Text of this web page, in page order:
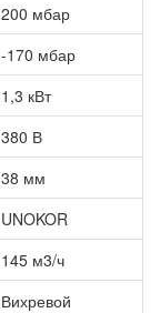
200 мбар
-170 мбар
1,3 кВт
380 В
38 мм
UNOKOR
145 м3/ч
Вихревой